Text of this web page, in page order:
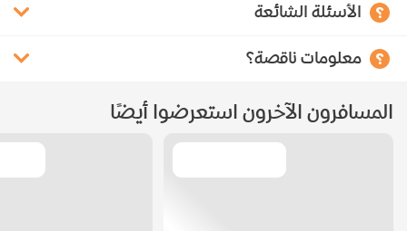
الأسئلة الشائعة
معلومات ناقصة؟
المسافرون الآخرون استعرضوا أيضًا